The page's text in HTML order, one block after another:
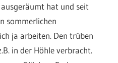
hat und seit
sommerlichen
ja arbeiten. Den trüben
in der Höhle verbracht.